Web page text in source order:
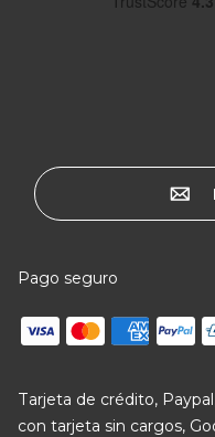
Pago seguro
Tarjeta de crédito,
con tarjeta sin cargos,